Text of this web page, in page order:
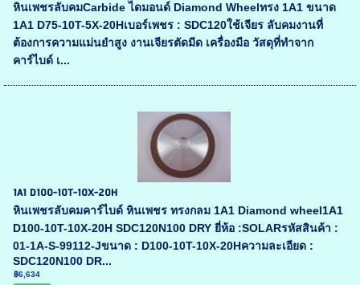
หินเพชรลับคมCarbide ไดมอนด์ Diamond Wheelทรง 1A1 ขนาด
1A1 D75-10T-5X-20Hเบอร์เพชร : SDC120ใช้เจียร ลับคมงานที่
ต้องการความแม่นยำสูง งานเจียรตัดมีด เครื่องมือ วัสดุที่ทำจาก
คาร์ไบด์ เ...
1A1 D100-10T-10X-20H
หินเพชรลับคมคาร์ไบด์ หินเพชร ทรงกลม 1A1 Diamond wheel1A1
D100-10T-10X-20H SDC120N100 DRY ยี่ห้อ :SOLARรหัสสินค้า :
01-1A-S-99112-Jขนาด : D100-10T-10X-20Hความละเอียด :
SDC120N100 DR...
฿6,634